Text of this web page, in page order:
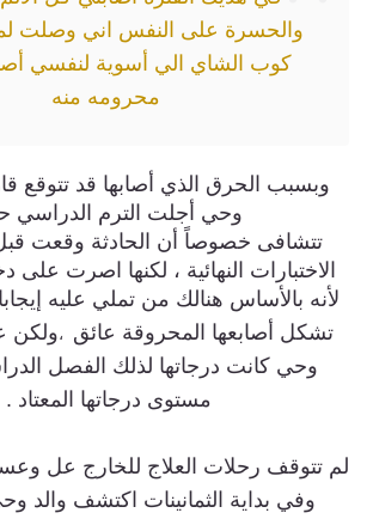
والحسرة على النفس اني وصلت
كوب الشاي الي أسوية لنفسي
محرومه منه
وبسبب الحرق الذي أصابها قد تتوقع
وحي أجلت الترم الدراسي
تتشافى خصوصاً أن الحادثة وقعت
الاختبارات النهائية ، لكنها اصرت على
لأنه بالأساس هنالك من تملي عليه
تشكل أصابعها المحروقة عائق
،ولكن
وحي كانت درجاتها لذلك الفصل
مستوى درجاتها المعتاد .
لم تتوقف رحلات العلاج للخارج عل
وفي بداية الثمانينات اكتشف